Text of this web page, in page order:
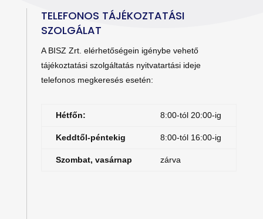
TELEFONOS TÁJÉKOZTATÁSI
SZOLGÁLAT
A BISZ Zrt. elérhetőségein igénybe vehető
tájékoztatási szolgáltatás nyitvatartási ideje
telefonos megkeresés esetén:
Hétfőn: 8:00-tól 20:00-ig
Keddtől-péntekig 8:00-tól 16:00-ig
Szombat, vasárnap zárva